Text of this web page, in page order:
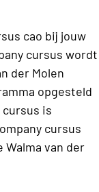
cao bij jouw
cursus wordt
der Molen
opgesteld
is
cursus
van der